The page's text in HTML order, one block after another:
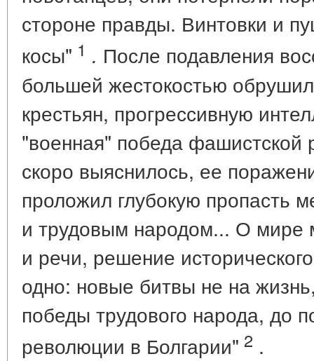
стороне правды. Винтовки и
косы" 1 . После подавления
большей жестокостью
крестьян, прогрессивную
"военная" победа фашистской
скоро выяснилось, ее
проложил глубокую
и трудовым народом... О мире
и речи, решение
одно: новые битвы не на
победы трудового народа, до
революции в Болгарии" 2 .